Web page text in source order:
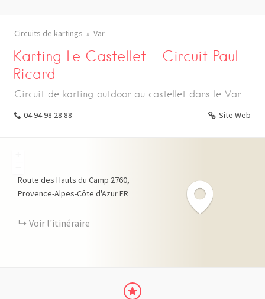
Circuits de kartings Var
Karting Le Castellet – Circuit Paul
Ricard
Circuit de karting outdoor au castellet dans le Var
04 94 98 28 88 Site Web
Route des Hauts du Camp 2760
Provence-Alpes-Côte d'AzurFR
Voir l'itinéraire